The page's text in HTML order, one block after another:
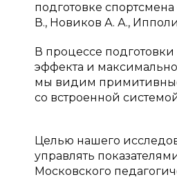
подготовке
В., Новиков А. А.,
В процессе
эффекта и
мы видим примитивные
со встроенной
Целью нашего
управлять
Московского